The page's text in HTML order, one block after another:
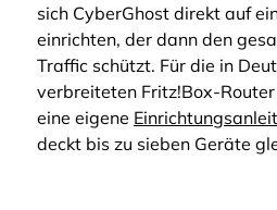
sich CyberGhost direkt auf
einrichten, der dann den
Traffic schützt. Für die in
verbreiteten Fritz!Box-
eine eigene
deckt bis zu sieben Geräte